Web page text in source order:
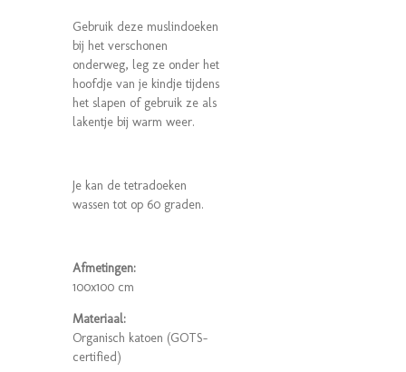
Gebruik deze muslindoeken
bij het verschonen
onderweg, leg ze onder het
hoofdje van je kindje tijdens
het slapen of gebruik ze als
lakentje bij warm weer.
Je kan de tetradoeken
wassen tot op 60 graden.
Afmetingen:
100x100 cm
Materiaal:
Organisch katoen (GOTS-
certified)